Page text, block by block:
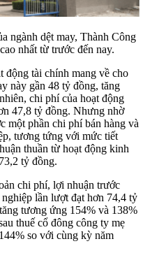
ngành dệt may, Thành Công
nhất từ trước đến nay.
động tài chính mang về cho
này gần 48 tỷ đồng, tăng
chi phí của hoạt động
47,8 tỷ đồng. Nhưng nhờ
một phần chi phí bán hàng và
tương tứng với mức tiết
thuần từ hoạt động kinh
tỷ đồng.
chi phí, lợi nhuận trước
nghiệp lần lượt đạt hơn 74,4 tỷ
tương ứng 154% và 138%
thuế cổ đông công ty mẹ
so với cùng kỳ năm